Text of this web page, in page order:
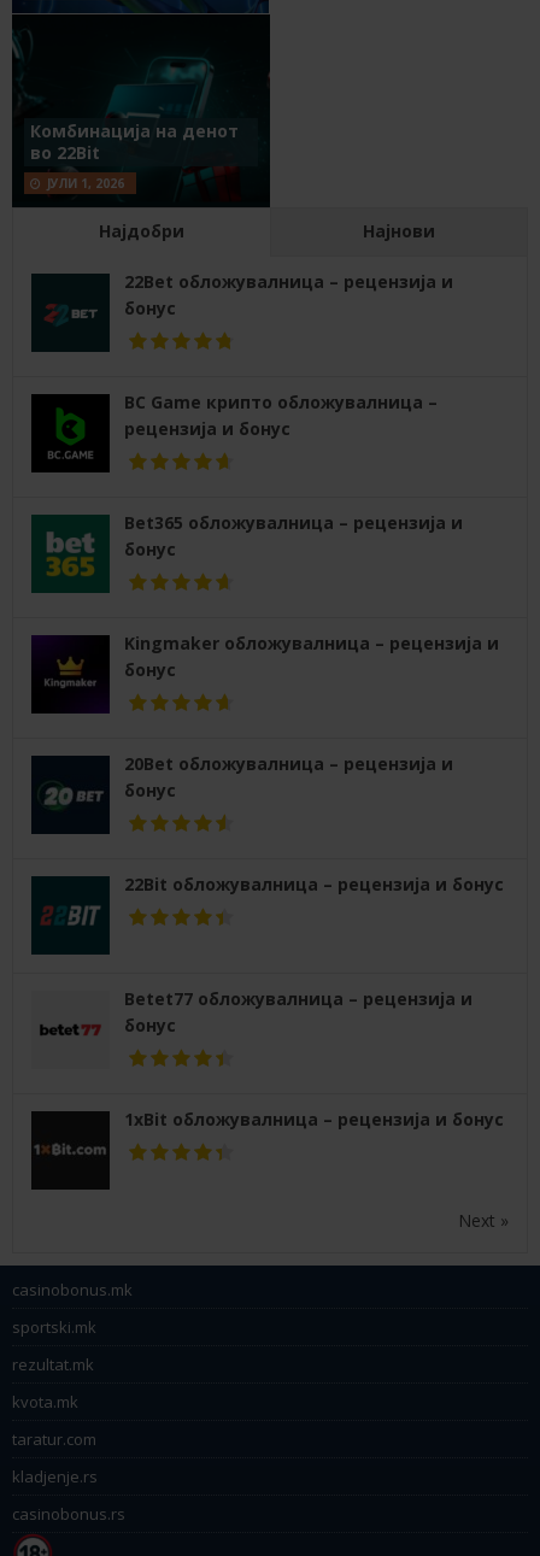
Комбинација на денот
во 22Bit
ЈУЛИ 1, 2026
Најдобри Најнови
22Bet обложувалница – рецензија и
бонус
BC Game крипто обложувалница –
рецензија и бонус
Bet365 обложувалница – рецензија и
бонус
Kingmaker обложувалница – рецензија и
бонус
20Bet обложувалница – рецензија и
бонус
22Bit обложувалница – рецензија и бонус
Betet77 обложувалница – рецензија и
бонус
1xBit обложувалница – рецензија и бонус
Next »
casinobonus.mk
sportski.mk
rezultat.mk
kvota.mk
taratur.com
kladjenje.rs
casinobonus.rs